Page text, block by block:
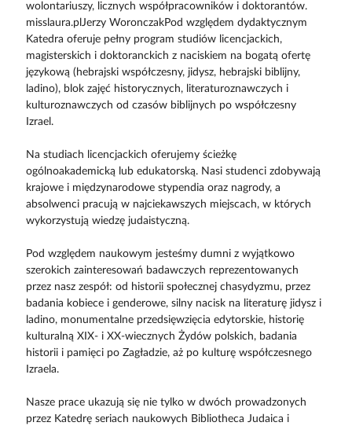
wolontariuszy, licznych współpracowników i doktorantów.
misslaura.plJerzy WoronczakPod względem dydaktycznym
Katedra oferuje pełny program studiów licencjackich,
magisterskich i doktoranckich z naciskiem na bogatą ofertę
językową (hebrajski współczesny, jidysz, hebrajski biblijny,
ladino), blok zajęć historycznych, literaturoznawczych i
kulturoznawczych od czasów biblijnych po współczesny
Izrael.
Na studiach licencjackich oferujemy ścieżkę
ogólnoakademicką lub edukatorską. Nasi studenci zdobywają
krajowe i międzynarodowe stypendia oraz nagrody, a
absolwenci pracują w najciekawszych miejscach, w których
wykorzystują wiedzę judaistyczną.
Pod względem naukowym jesteśmy dumni z wyjątkowo
szerokich zainteresowań badawczych reprezentowanych
przez nasz zespół: od historii społecznej chasydyzmu, przez
badania kobiece i genderowe, silny nacisk na literaturę jidysz i
ladino, monumentalne przedsięwzięcia edytorskie, historię
kulturalną XIX- i XX-wiecznych Żydów polskich, badania
historii i pamięci po Zagładzie, aż po kulturę współczesnego
Izraela.
Nasze prace ukazują się nie tylko w dwóch prowadzonych
przez Katedrę seriach naukowych Bibliotheca Judaica i